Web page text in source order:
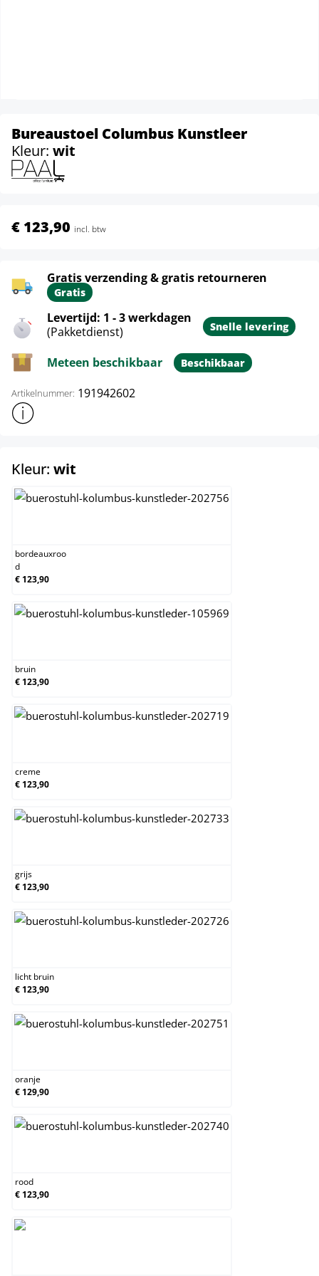
Bureaustoel Columbus Kunstleer
Kleur: wit
€ 123,90 incl. btw
Gratis verzending & gratis retourneren
Gratis
Levertijd: 1 - 3 werkdagen
(Pakketdienst)
Snelle levering
Meteen beschikbaar Beschikbaar
Artikelnummer: 191942602
Toon meer productinformatie
Kleur: wit
bordeauxroo
d
€ 123,90
bruin
€ 123,90
creme
€ 123,90
grijs
€ 123,90
licht bruin
€ 123,90
oranje
€ 129,90
rood
€ 123,90